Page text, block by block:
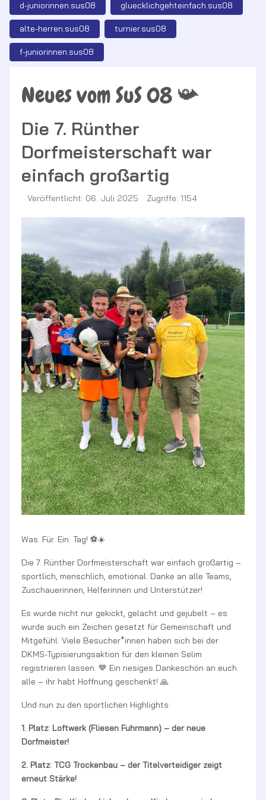
d-juniorinnen.sus08 gluecklichgehteinfach.sus08
alte-herren.sus08 turnier.sus08
f-juniorinnen.sus08
Neues vom SuS 08 📯
Die 7. Rünther
Dorfmeisterschaft war
einfach großartig
Veröffentlicht: 06. Juli 2025 Zugriffe: 1154
Was. Für. Ein. Tag! ⚽☀️
Die 7. Rünther Dorfmeisterschaft war einfach großartig –
sportlich, menschlich, emotional. Danke an alle Teams,
Zuschauerinnen, Helferinnen und Unterstützer!
Es wurde nicht nur gekickt, gelacht und gejubelt – es
wurde auch ein Zeichen gesetzt für Gemeinschaft und
Mitgefühl. Viele Besucher*innen haben sich bei der
DKMS-Typisierungsaktion für den kleinen Selim
registrieren lassen. 💙 Ein riesiges Dankeschön an euch
alle – ihr habt Hoffnung geschenkt! 🙏
Und nun zu den sportlichen Highlights:
1. Platz: Loftwerk (Fliesen Fuhrmann) – der neue
Dorfmeister!
2. Platz: TCG Trockenbau – der Titelverteidiger zeigt
erneut Stärke!